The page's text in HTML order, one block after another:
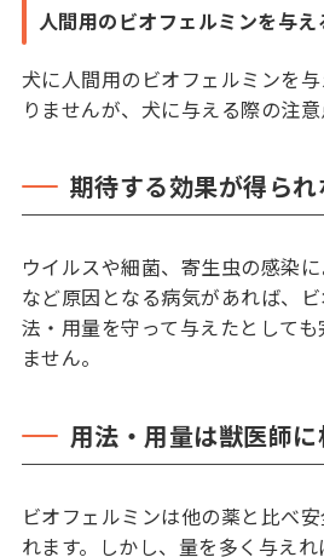
人間用のビオフェルミンを与え
犬に人間用のビオフェルミンを
りませんが、犬に与える際の注意
期待する効果が得ら
ウイルスや細菌、寄生虫の感染
など原因となる病気があれば、
法・用量を守って与えたとして
ません。
用法・用量は獣医師に
ビオフェルミンは他の薬と比べ
れます。しかし、量を多く与え